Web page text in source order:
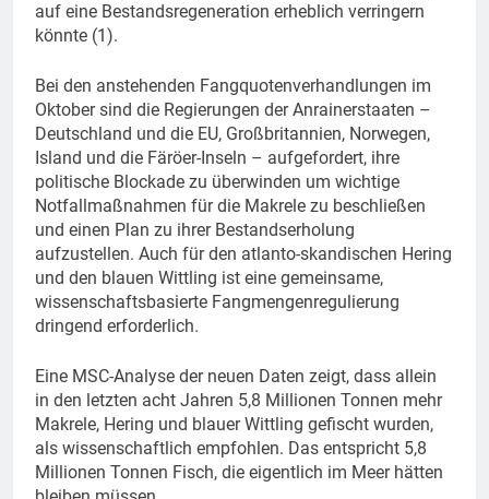
auf eine Bestandsregeneration erheblich verringern
könnte (1).
Bei den anstehenden Fangquotenverhandlungen im
Oktober sind die Regierungen der Anrainerstaaten –
Deutschland und die EU, Großbritannien, Norwegen,
Island und die Färöer-Inseln – aufgefordert, ihre
politische Blockade zu überwinden um wichtige
Notfallmaßnahmen für die Makrele zu beschließen
und einen Plan zu ihrer Bestandserholung
aufzustellen. Auch für den atlanto-skandischen Hering
und den blauen Wittling ist eine gemeinsame,
wissenschaftsbasierte Fangmengenregulierung
dringend erforderlich.
Eine MSC-Analyse der neuen Daten zeigt, dass allein
in den letzten acht Jahren 5,8 Millionen Tonnen mehr
Makrele, Hering und blauer Wittling gefischt wurden,
als wissenschaftlich empfohlen. Das entspricht 5,8
Millionen Tonnen Fisch, die eigentlich im Meer hätten